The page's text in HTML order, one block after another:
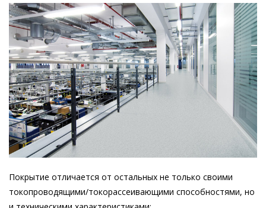
Покрытие отличается от остальных не только своими
токопроводящими/токорассеивающими способностями, но